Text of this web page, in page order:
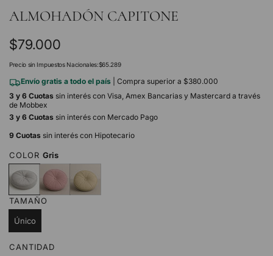
ALMOHADÓN CAPITONE
Precio
regular
$79.000
Precio sin Impuestos Nacionales:$65.289
Envío gratis a todo el país
| Compra superior a $380.000
3 y 6 Cuotas sin interés con Visa, Amex Bancarias y Mastercard a través
de Mobbex
3 y 6 Cuotas sin interés con Mercado Pago
9 Cuotas sin interés con Hipotecario
COLOR Gris
G
r
i
s
R
s
B
e
i
TAMAÑO
Único
CANTIDAD